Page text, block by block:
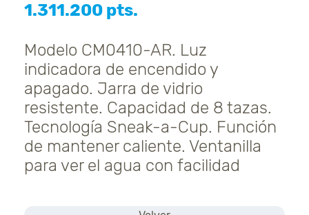
1.311.200 pts.
Modelo CM0410-AR. Luz
indicadora de encendido y
apagado. Jarra de vidrio
resistente. Capacidad de 8 tazas.
Tecnología Sneak-a-Cup. Función
de mantener caliente. Ventanilla
para ver el agua con facilidad